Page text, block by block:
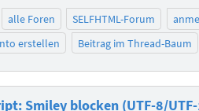
alle Foren SELFHTML-Forum
erstellen
Beitrag im Thread-Baum
Smiley blocken (UTF-8/